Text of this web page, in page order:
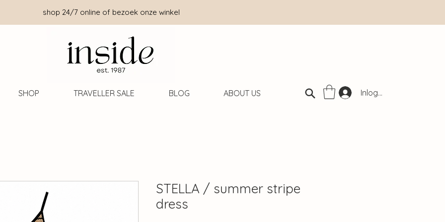
shop 24/7 online of bezoek onze winkel
SHOP TRAVELLER SALE BLOG ABOUT US Inloggen
STELLA / summer stripe
dress